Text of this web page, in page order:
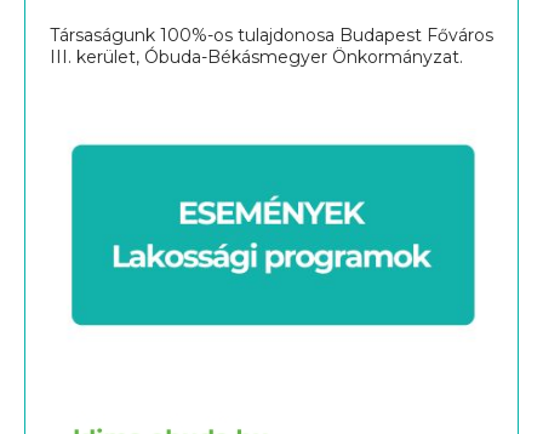
Társaságunk 100%-os tulajdonosa Budapest Főváros
III. kerület, Óbuda-Békásmegyer Önkormányzat.